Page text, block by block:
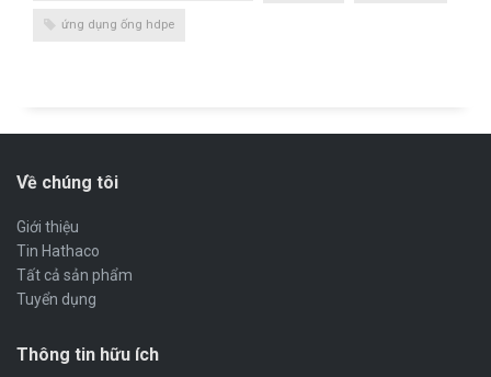
ứng dụng ống hdpe
Về chúng tôi
Giới thiệu
Tin Hathaco
Tất cả sản phẩm
Tuyển dụng
Thông tin hữu ích